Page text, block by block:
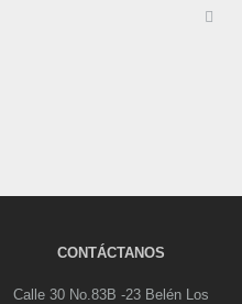
CONTÁCTANOS
Calle 30 No.83B -23 Belén Los